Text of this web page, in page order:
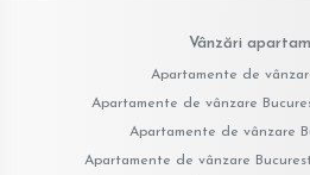
Vânzări
Apartamente de
Apartamente de vânzare
Apartamente de vânzare
Apartamente de vânzare